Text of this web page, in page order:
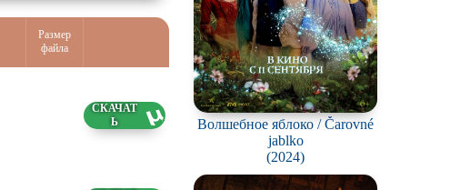
Размер
файла
Волшебное яблоко / Čarovné
jablko
(2024)